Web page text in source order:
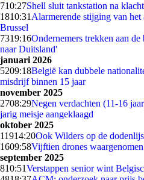
710:27Shell sluit tankstation na
1810:31 Alarmerende stijging van
Brussel
7319:16Ondernemers trekken aan
naar Duitsland'
januari 2026
5209:18België kan dubbele
misdrijf binnen 15 jaar
november 2025
2708:29Negen verdachten (11-16
jarig meisje aangeklaagd
oktober 2025
11914:20Ook Wilders op de
1609:58Vijftien drones
september 2025
810:51Verstappen senior wint